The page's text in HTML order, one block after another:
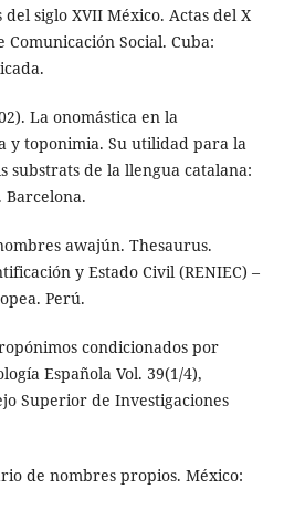
siglo XVII México. Actas del X
Social. Cuba:
La onomástica en la
y toponimia. Su utilidad para la
substrats de la llengua catalana:
Barcelona.
awajún. Thesaurus.
y Estado Civil (RENIEC) –
Perú.
condicionados por
Española Vol. 39(1/4),
Superior de Investigaciones
de nombres propios. México: